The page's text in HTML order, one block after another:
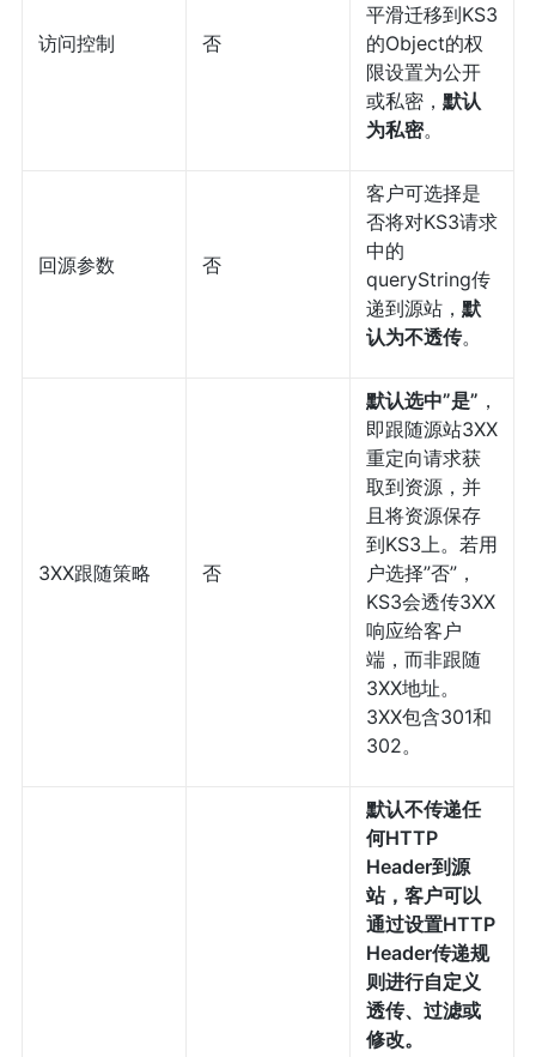
访问控制 否
平滑迁移到KS3
的Object的权
限设置为公开
或私密， 默认
为私密。
回源参数 否
客户可选择是
否将对KS3请求
中的
queryString传
递到源站， 默
认为不透传。
3XX跟随策略 否
默认选中”是” ，
即跟随源站3XX
重定向请求获
取到资源，并
且将资源保存
到KS3上。若用
户选择”否”，
KS3会透传3XX
响应给客户
端，而非跟随
3XX地址。
3XX包含301和
302。
默认不传递任
何HTTP
Header到源
站，客户可以
通过设置HTTP
Header传递规
则进行自定义
透传、过滤或
修改。